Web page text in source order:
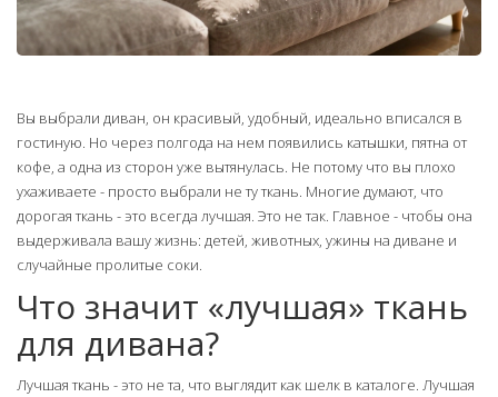
Вы выбрали диван, он красивый, удобный, идеально вписался в
гостиную. Но через полгода на нем появились катышки, пятна от
кофе, а одна из сторон уже вытянулась. Не потому что вы плохо
ухаживаете - просто выбрали не ту ткань. Многие думают, что
дорогая ткань - это всегда лучшая. Это не так. Главное - чтобы она
выдерживала вашу жизнь: детей, животных, ужины на диване и
случайные пролитые соки.
Что значит «лучшая» ткань
для дивана?
Лучшая ткань - это не та, что выглядит как шелк в каталоге. Лучшая